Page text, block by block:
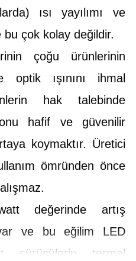
ısı yayılımı ve
bu çok kolay değildir.
çoğu ürünlerinin
ışınını ihmal
hak talebinde
hafif ve güvenilir
koymaktır. Üretici
ömründen önce
değerinde artış
ve bu eğilim LED
sürücülerin termal